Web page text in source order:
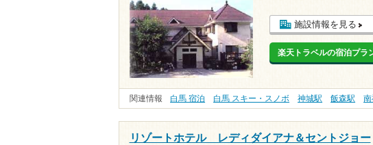
施設情報を見る
楽天トラベルの宿泊プラ
関連情報 白馬 宿泊 白馬 スキー・スノボ 神城駅 飯森駅 南
リゾートホテル レディダイアナ＆セントジョー